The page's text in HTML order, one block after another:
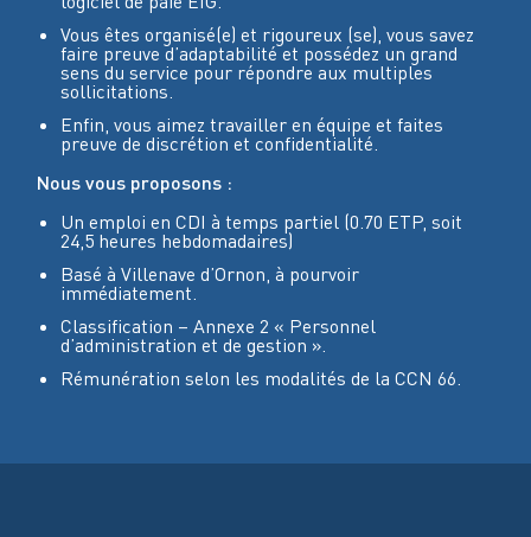
Vous êtes organisé(e) et rigoureux (se), vous savez
faire preuve d’adaptabilité et possédez un grand
sens du service pour répondre aux multiples
sollicitations.
Enfin, vous aimez travailler en équipe et faites
preuve de discrétion et confidentialité.
Nous vous proposons :
Un emploi en CDI à temps partiel (0.70 ETP, soit
24,5 heures hebdomadaires)
Basé à Villenave d’Ornon, à pourvoir
immédiatement.
Classification – Annexe 2 « Personnel
d’administration et de gestion ».
Rémunération selon les modalités de la CCN 66.